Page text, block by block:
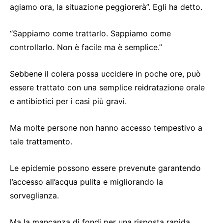
agiamo ora, la situazione peggiorerà”. Egli ha detto.
“Sappiamo come trattarlo. Sappiamo come
controllarlo. Non è facile ma è semplice.”
Sebbene il colera possa uccidere in poche ore, può
essere trattato con una semplice reidratazione orale
e antibiotici per i casi più gravi.
Ma molte persone non hanno accesso tempestivo a
tale trattamento.
Le epidemie possono essere prevenute garantendo
l’accesso all’acqua pulita e migliorando la
sorveglianza.